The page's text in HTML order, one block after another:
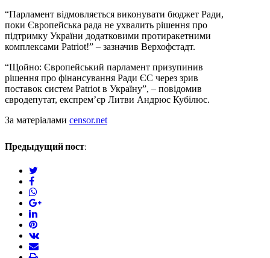
“Парламент відмовляється виконувати бюджет Ради,
поки Європейська рада не ухвалить рішення про
підтримку України додатковими протиракетними
комплексами Patriot!” – зазначив Верхофстадт.
“Щойно: Європейський парламент призупинив
рішення про фінансування Ради ЄС через зрив
поставок систем Patriot в Україну”, – повідомив
євродепутат, експрем’єр Литви Андрюс Кубілюс.
За матеріалами censor.net
Предыдущий пост:
facebook
google+
linkedin
pinterest
vkontakte
email